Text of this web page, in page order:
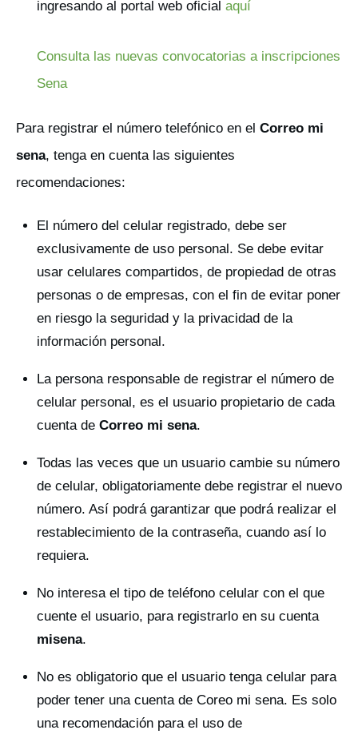
ingresando al portal web oficial aquí
Consulta las nuevas convocatorias a inscripciones
Sena
Para registrar el número telefónico en el Correo mi
sena, tenga en cuenta las siguientes
recomendaciones:
El número del celular registrado, debe ser
exclusivamente de uso personal. Se debe evitar
usar celulares compartidos, de propiedad de otras
personas o de empresas, con el fin de evitar poner
en riesgo la seguridad y la privacidad de la
información personal.
La persona responsable de registrar el número de
celular personal, es el usuario propietario de cada
cuenta de Correo mi sena.
Todas las veces que un usuario cambie su número
de celular, obligatoriamente debe registrar el nuevo
número. Así podrá garantizar que podrá realizar el
restablecimiento de la contraseña, cuando así lo
requiera.
No interesa el tipo de teléfono celular con el que
cuente el usuario, para registrarlo en su cuenta
misena.
No es obligatorio que el usuario tenga celular para
poder tener una cuenta de Coreo mi sena. Es solo
una recomendación para el uso de